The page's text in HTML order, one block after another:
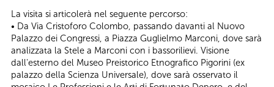
La visita si articolerà nel seguente percorso:
• Da Via Cristoforo Colombo, passando davanti al Nuovo
Palazzo dei Congressi, a Piazza Guglielmo Marconi, dove sarà
analizzata la Stele a Marconi con i bassorilievi. Visione
dall'esterno del Museo Preistorico Etnografico Pigorini (ex
palazzo della Scienza Universale), dove sarà osservato il